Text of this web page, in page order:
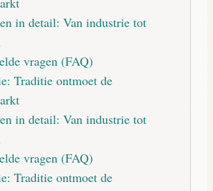
in detail: Van industrie tot
vragen (FAQ)
Traditie ontmoet de
in detail: Van industrie tot
vragen (FAQ)
Traditie ontmoet de